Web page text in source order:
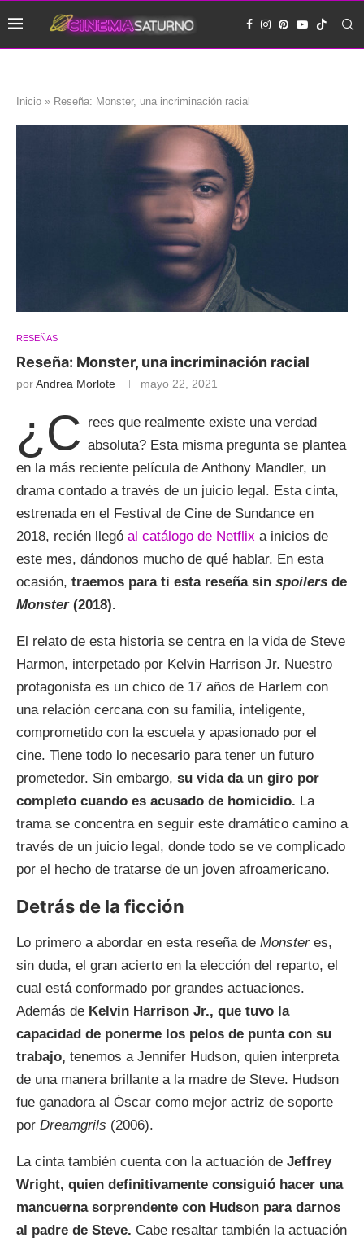
Inicio » Reseña: Monster, una incriminación racial
RESEÑAS
Reseña: Monster, una incriminación racial
porAndrea Morlote mayo 22, 2021
¿C rees que realmente existe una verdad
absoluta? Esta misma pregunta se plantea
en la más reciente película de Anthony Mandler, un
drama contado a través de un juicio legal. Esta cinta,
estrenada en el Festival de Cine de Sundance en
2018, recién llegó al catálogo de Netflix a inicios de
este mes, dándonos mucho de qué hablar. En esta
ocasión, traemos para ti esta reseña sin spoilers de
Monster(2018).
El relato de esta historia se centra en la vida de Steve
Harmon, interpetado por Kelvin Harrison Jr. Nuestro
protagonista es un chico de 17 años de Harlem con
una relación cercana con su familia, inteligente,
comprometido con la escuela y apasionado por el
cine. Tiene todo lo necesario para tener un futuro
prometedor. Sin embargo, su vida da un giro por
completo cuando es acusado de homicidio. La
trama se concentra en seguir este dramático camino a
través de un juicio legal, donde todo se ve complicado
por el hecho de tratarse de un joven afroamericano.
Detrás de la ficción
Lo primero a abordar en esta reseña de Monsteres,
sin duda, el gran acierto en la elección del reparto, el
cual está conformado por grandes actuaciones.
Además de Kelvin Harrison Jr., que tuvo la
capacidad de ponerme los pelos de punta con su
trabajo, tenemos a Jennifer Hudson, quien interpreta
de una manera brillante a la madre de Steve. Hudson
fue ganadora al Óscar como mejor actriz de soporte
por Dreamgrils (2006).
La cinta también cuenta con la actuación de Jeffrey
Wright, quien definitivamente consiguió hacer una
mancuerna sorprendente con Hudson para darnos
al padre de Steve. Cabe resaltar también la actuación